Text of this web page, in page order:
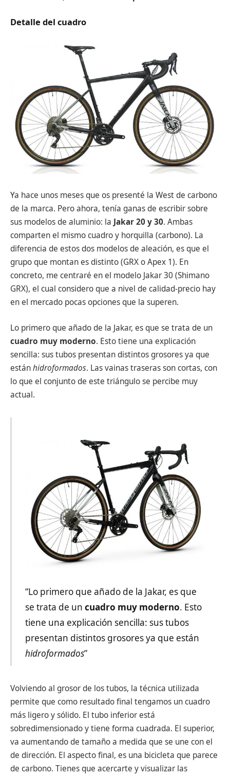
Detalle del cuadro
Ya hace unos meses que os presenté la West de carbono
de la marca. Pero ahora, tenía ganas de escribir sobre
sus modelos de aluminio: la Jakar 20 y 30. Ambas
comparten el mismo cuadro y horquilla (carbono). La
diferencia de estos dos modelos de aleación, es que el
grupo que montan es distinto (GRX o Apex 1). En
concreto, me centraré en el modelo Jakar 30 (Shimano
GRX), el cual considero que a nivel de calidad-precio hay
en el mercado pocas opciones que la superen.
Lo primero que añado de la Jakar, es que se trata de un
cuadro muy moderno. Esto tiene una explicación
sencilla: sus tubos presentan distintos grosores ya que
estánhidroformados. Las vainas traseras son cortas, con
lo que el conjunto de este triángulo se percibe muy
actual.
“Lo primero que añado de la Jakar, es que
se trata de un cuadro muy moderno. Esto
tiene una explicación sencilla: sus tubos
presentan distintos grosores ya que están
hidroformados”
Volviendo al grosor de los tubos, la técnica utilizada
permite que como resultado final tengamos un cuadro
más ligero y sólido. El tubo inferior está
sobredimensionado y tiene forma cuadrada. El superior,
va aumentando de tamaño a medida que se une con el
de dirección. El aspecto final, es una bicicleta que parece
de carbono. Tienes que acercarte y visualizar las